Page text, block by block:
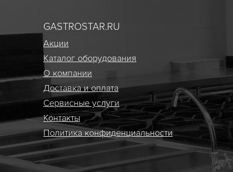
GASTROSTAR.RU
Акции
Каталог оборудования
О компании
Доставка и оплата
Сервисные услуги
Контакты
Политика конфиденциальности